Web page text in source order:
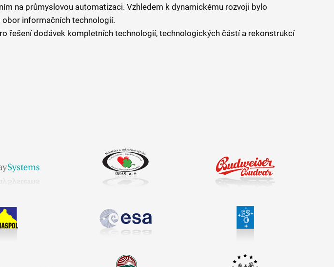
na průmyslovou automatizaci. Vzhledem k dynamickému rozvoji bylo
informačních technologií.
řešení dodávek kompletních technologií, technologických částí a rekonstrukcí